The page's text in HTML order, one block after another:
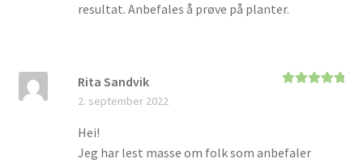
resultat. Anbefales å prøve på planter.
Rita Sandvik
2. september 2022
Hei!
Jeg har lest masse om folk som anbefaler